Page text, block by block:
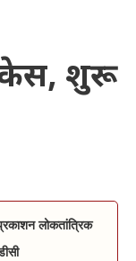
केस, शुरू
लोकतांत्रिक